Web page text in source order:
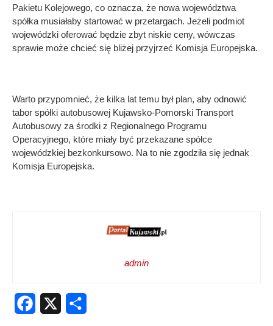
Pakietu Kolejowego, co oznacza, że nowa województwa
spółka musiałaby startować w przetargach. Jeżeli podmiot
wojewódzki oferować będzie zbyt niskie ceny, wówczas
sprawie może chcieć się bliżej przyjrzeć Komisja Europejska.
Warto przypomnieć, że kilka lat temu był plan, aby odnowić
tabor spółki autobusowej Kujawsko-Pomorski Transport
Autobusowy za środki z Regionalnego Programu
Operacyjnego, które miały być przekazane spółce
wojewódzkiej bezkonkursowo. Na to nie zgodziła się jednak
Komisja Europejska.
admin
Facebook